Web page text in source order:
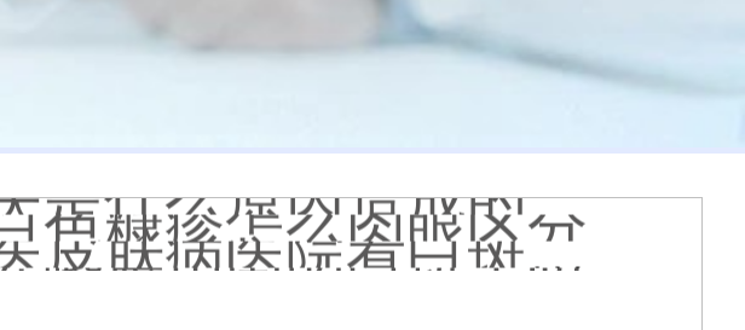
素药膏会有副作用吗
白色荧光代表什么意思
乳膏多久能恢复正常色
是什么原因造成的
色糠疹怎么肉眼区分
肤病医院看白斑好吗
嘴唇周围的白斑上吗
治疗好得快
么症状图片